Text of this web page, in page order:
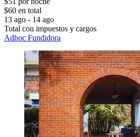
$60 en total
13 ago - 14 ago
Total con impuestos y cargos
Adhoc Fundidora